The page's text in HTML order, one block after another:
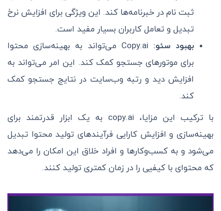
ثبت نام در خبرنامه‌ها کند. این ویژگی برای افزایش نرخ
تبدیل و تعامل کاربران بسیار مفید است.
بهبود سئو:
Copy.ai می‌تواند به بهینه‌سازی محتوا
برای موتورهای جستجو کمک کند. این امر می‌تواند به
افزایش دید و رتبه وب‌سایت در نتایج جستجو کمک
کند.
با ترکیب این مزایا، copy.ai به یک ابزار قدرتمند برای
بهینه‌سازی و افزایش کارایی فرآیندهای تولید محتوا تبدیل
می‌شود و به کسب‌وکارها و افراد خلاق این امکان را می‌دهد
که محتوای با کیفیی را در زمان کمتری تولید کنند.